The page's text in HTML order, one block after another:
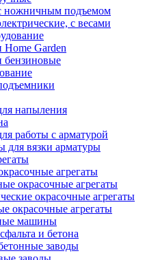
ножничным подъемом
с весами
Garden
бензиновые
напыления
работы с арматурой
для вязки арматуры
агрегаты
окрасочные агрегаты
окрасочные агрегаты
окрасочные агрегаты
машины
и бетона
заводы